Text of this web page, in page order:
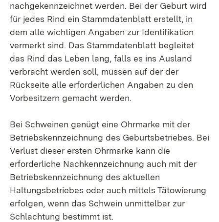
nachgekennzeichnet werden. Bei der Geburt wird
für jedes Rind ein Stammdatenblatt erstellt, in
dem alle wichtigen Angaben zur Identifikation
vermerkt sind. Das Stammdatenblatt begleitet
das Rind das Leben lang, falls es ins Ausland
verbracht werden soll, müssen auf der der
Rückseite alle erforderlichen Angaben zu den
Vorbesitzern gemacht werden.
Bei Schweinen genügt eine Ohrmarke mit der
Betriebskennzeichnung des Geburtsbetriebes. Bei
Verlust dieser ersten Ohrmarke kann die
erforderliche Nachkennzeichnung auch mit der
Betriebskennzeichnung des aktuellen
Haltungsbetriebes oder auch mittels Tätowierung
erfolgen, wenn das Schwein unmittelbar zur
Schlachtung bestimmt ist.